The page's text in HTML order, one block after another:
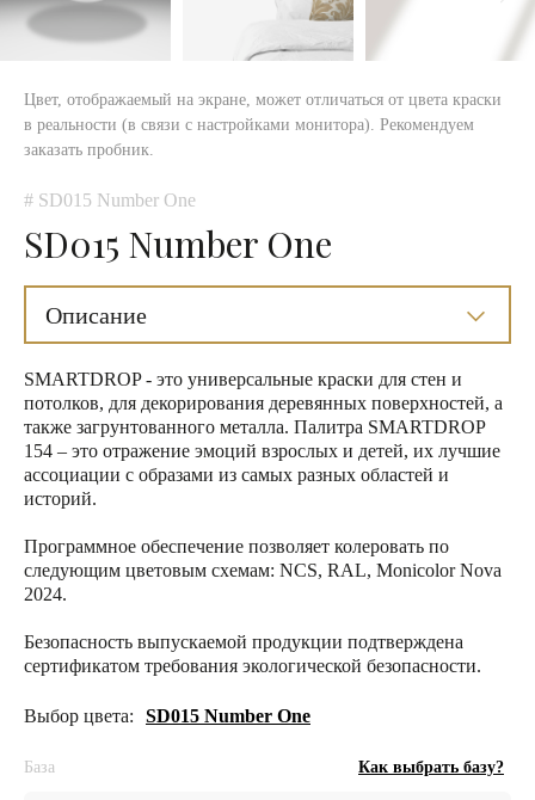
Цвет, отображаемый на экране, может отличаться от цвета краски
в реальности (в связи с настройками монитора). Рекомендуем
заказать пробник.
# SD015 Number One
SD015 Number One
Описание
SMARTDROP - это универсальные краски для стен и
потолков, для декорирования деревянных поверхностей, а
также загрунтованного металла. Палитра SMARTDROP
154 – это отражение эмоций взрослых и детей, их лучшие
ассоциации с образами из самых разных областей и
историй.
Программное обеспечение позволяет колеровать по
следующим цветовым схемам: NCS, RAL, Monicolor Nova
2024.
Безопасность выпускаемой продукции подтверждена
сертификатом требования экологической безопасности.
Выбор цвета: SD015 Number One
База Как выбрать базу?